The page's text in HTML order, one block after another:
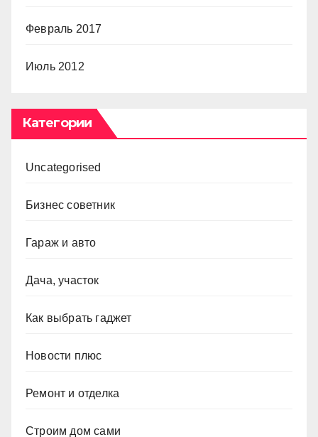
Февраль 2017
Июль 2012
Категории
Uncategorised
Бизнес советник
Гараж и авто
Дача, участок
Как выбрать гаджет
Новости плюс
Ремонт и отделка
Строим дом сами